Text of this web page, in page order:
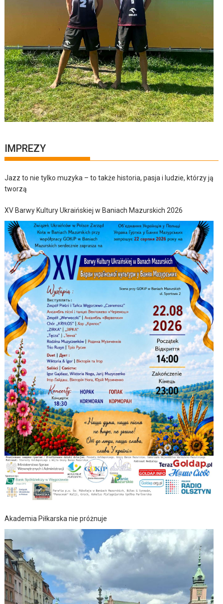
IMPREZY
Jazz to nie tylko muzyka – to także historia, pasja i ludzie, którzy ją
tworzą
XV Barwy Kultury Ukraińskiej w Baniach Mazurskich 2026
Akademia Piłkarska nie próżnuje